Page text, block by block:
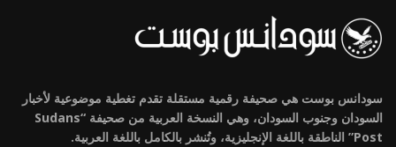
سودانس بوست هي صحيفة رقمية مستقلة تقدم تغطية موضوعية لأخبار
السودان وجنوب السودان، وهي النسخة العربية من صحيفة “Sudans
Post” الناطقة باللغة الإنجليزية، وتُنشر بالكامل باللغة العربية.